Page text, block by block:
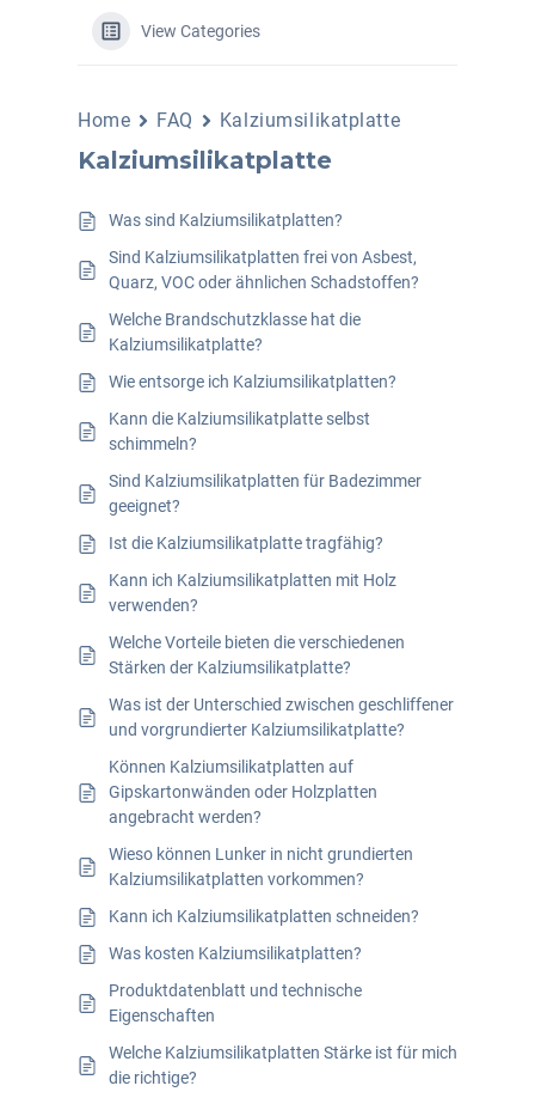
View Categories
Home FAQ Kalziumsilikatplatte
Kalziumsilikatplatte
Was sind Kalziumsilikatplatten?
Sind Kalziumsilikatplatten frei von Asbest,
Quarz, VOC oder ähnlichen Schadstoffen?
Welche Brandschutzklasse hat die
Kalziumsilikatplatte?
Wie entsorge ich Kalziumsilikatplatten?
Kann die Kalziumsilikatplatte selbst
schimmeln?
Sind Kalziumsilikatplatten für Badezimmer
geeignet?
Ist die Kalziumsilikatplatte tragfähig?
Kann ich Kalziumsilikatplatten mit Holz
verwenden?
Welche Vorteile bieten die verschiedenen
Stärken der Kalziumsilikatplatte?
Was ist der Unterschied zwischen geschliffener
und vorgrundierter Kalziumsilikatplatte?
Können Kalziumsilikatplatten auf
Gipskartonwänden oder Holzplatten
angebracht werden?
Wieso können Lunker in nicht grundierten
Kalziumsilikatplatten vorkommen?
Kann ich Kalziumsilikatplatten schneiden?
Was kosten Kalziumsilikatplatten?
Produktdatenblatt und technische
Eigenschaften
Welche Kalziumsilikatplatten Stärke ist für mich
die richtige?